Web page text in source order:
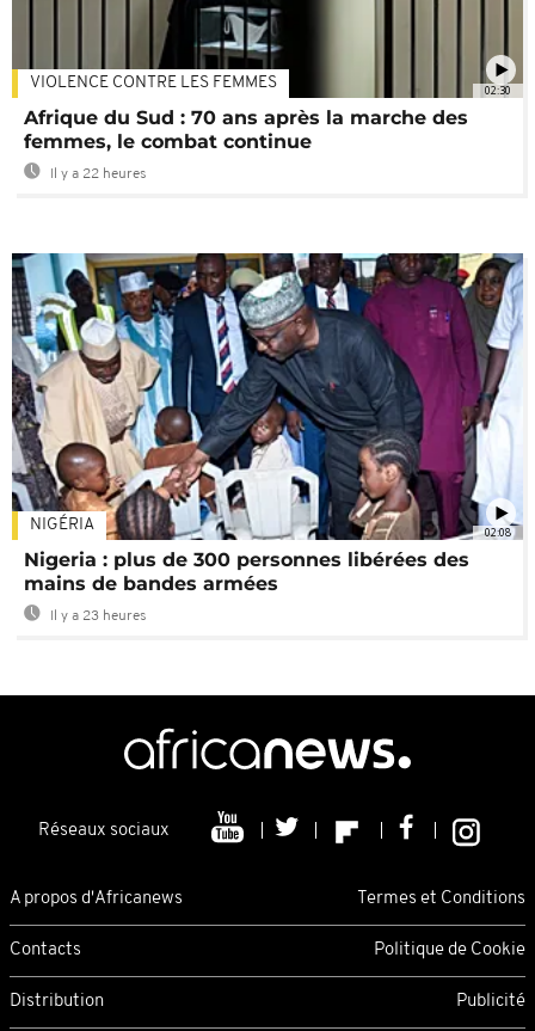
02:30
VIOLENCE CONTRE LES FEMMES
Afrique du Sud : 70 ans après la marche des
femmes, le combat continue
Il y a 22 heures
02:08
NIGÉRIA
Nigeria : plus de 300 personnes libérées des
mains de bandes armées
Il y a 23 heures
Réseaux sociaux
A propos d'Africanews Termes et Conditions
Contacts Politique de Cookie
Distribution Publicité